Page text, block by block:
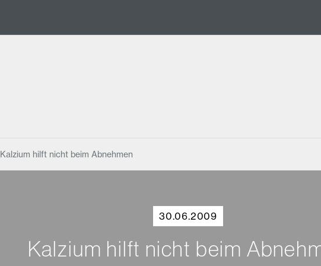
Kalzium hilft nicht beim Abnehmen
30.06.2009
Kalzium hilft nicht beim